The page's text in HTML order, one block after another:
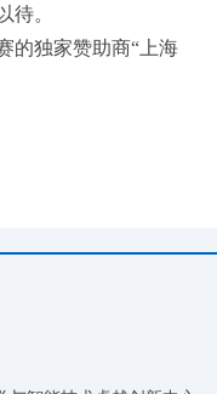
。
独家赞助商“上海